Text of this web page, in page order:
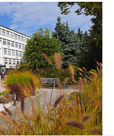
представяне на
като важна част от
минало.